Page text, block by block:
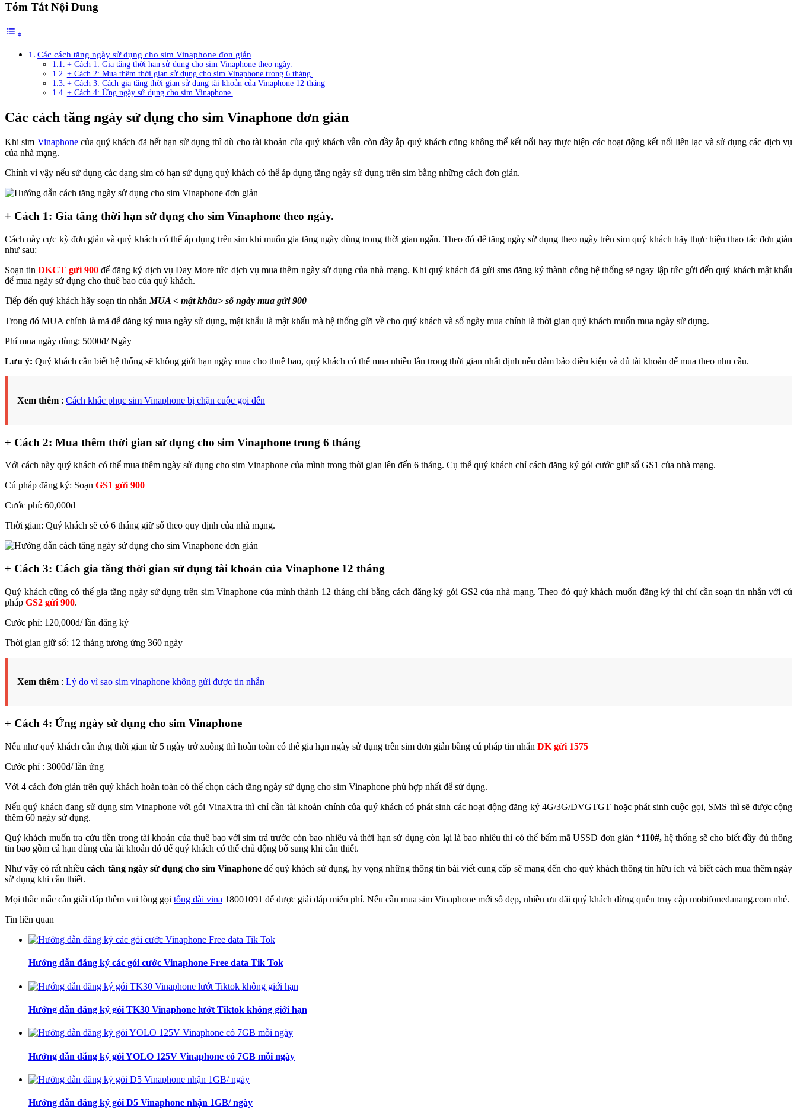
Tóm Tắt Nội Dung
Các cách tăng ngày sử dụng cho sim Vinaphone đơn giản
+ Cách 1: Gia tăng thời hạn sử dụng cho sim Vinaphone theo ngày.
+ Cách 2: Mua thêm thời gian sử dụng cho sim Vinaphone trong 6 tháng
+ Cách 3: Cách gia tăng thời gian sử dụng tài khoản của Vinaphone 12 tháng
+ Cách 4: Ứng ngày sử dụng cho sim Vinaphone
Các cách tăng ngày sử dụng cho sim Vinaphone đơn giản
Khi sim Vinaphonecủa quý khách đã hết hạn sử dụng thì dù cho tài khoản của quý khách vẫn còn đầy ắp quý khách cũng không thể kết nối hay thực hiện các hoạt động kết nối liên lạc và sử dụng các dịch vụ
của nhà mạng.
Chính vì vậy nếu sử dụng các dạng sim có hạn sử dụng quý khách có thể áp dụng tăng ngày sử dụng trên sim bằng những cách đơn giản.
+ Cách 1: Gia tăng thời hạn sử dụng cho sim Vinaphone theo ngày.
Cách này cực kỳ đơn giản và quý khách có thể áp dụng trên sim khi muốn gia tăng ngày dùng trong thời gian ngắn. Theo đó để tăng ngày sử dụng theo ngày trên sim quý khách hãy thực hiện thao tác đơn giản
như sau:
Soạn tinDKCT gửi 900để đăng ký dịch vụ Day More tức dịch vụ mua thêm ngày sử dụng của nhà mạng. Khi quý khách đã gửi sms đăng ký thành công hệ thống sẽ ngay lập tức gửi đến quý khách mật khẩu
để mua ngày sử dụng cho thuê bao của quý khách.
Tiếp đến quý khách hãy soạn tin nhắn MUA < mật khẩu> số ngày mua gửi 900
Trong đó MUA chính là mã để đăng ký mua ngày sử dụng, mật khẩu là mật khẩu mà hệ thống gửi về cho quý khách và số ngày mua chính là thời gian quý khách muốn mua ngày sử dụng.
Phí mua ngày dùng: 5000đ/ Ngày
Lưu ý: Quý khách cần biết hệ thống sẽ không giới hạn ngày mua cho thuê bao, quý khách có thể mua nhiều lần trong thời gian nhất định nếu đảm bảo điều kiện và đủ tài khoản để mua theo nhu cầu.
Xem thêm : Cách khắc phục sim Vinaphone bị chặn cuộc gọi đến
+ Cách 2: Mua thêm thời gian sử dụng cho sim Vinaphone trong 6 tháng
Với cách này quý khách có thể mua thêm ngày sử dụng cho sim Vinaphone của mình trong thời gian lên đến 6 tháng. Cụ thể quý khách chỉ cách đăng ký gói cước giữ số GS1 của nhà mạng.
Cú pháp đăng ký: Soạn GS1 gửi 900
Cước phí: 60,000đ
Thời gian: Quý khách sẽ có 6 tháng giữ số theo quy định của nhà mạng.
+ Cách 3: Cách gia tăng thời gian sử dụng tài khoản của Vinaphone 12 tháng
Quý khách cũng có thể gia tăng ngày sử dụng trên sim Vinaphone của mình thành 12 tháng chỉ bằng cách đăng ký gói GS2 của nhà mạng. Theo đó quý khách muốn đăng ký thì chỉ cần soạn tin nhắn với cú
pháp GS2 gửi 900.
Cước phí: 120,000đ/ lần đăng ký
Thời gian giữ số: 12 tháng tương ứng 360 ngày
Xem thêm : Lý do vì sao sim vinaphone không gửi được tin nhắn
+ Cách 4: Ứng ngày sử dụng cho sim Vinaphone
Nếu như quý khách cần ứng thời gian từ 5 ngày trở xuống thì hoàn toàn có thể gia hạn ngày sử dụng trên sim đơn giản bằng cú pháp tin nhắn DK gửi 1575
Cước phí : 3000đ/ lần ứng
Với 4 cách đơn giản trên quý khách hoàn toàn có thể chọn cách tăng ngày sử dụng cho sim Vinaphone phù hợp nhất để sử dụng.
Nếu quý khách đang sử dụng sim Vinaphone với gói VinaXtra thì chỉ cần tài khoản chính của quý khách có phát sinh các hoạt động đăng ký 4G/3G/DVGTGT hoặc phát sinh cuộc gọi, SMS thì sẽ được cộng
thêm 60 ngày sử dụng.
Quý khách muốn tra cứu tiền trong tài khoản của thuê bao với sim trả trước còn bao nhiêu và thời hạn sử dụng còn lại là bao nhiêu thì có thể bấm mã USSD đơn giản *110#,hệ thống sẽ cho biết đầy đủ thông
tin bao gồm cả hạn dùng của tài khoản đó để quý khách có thể chủ động bổ sung khi cần thiết.
Như vậy có rất nhiềucách tăng ngày sử dụng cho sim Vinaphone để quý khách sử dụng, hy vọng những thông tin bài viết cung cấp sẽ mang đến cho quý khách thông tin hữu ích và biết cách mua thêm ngày
sử dụng khi cần thiết.
Mọi thắc mắc cần giải đáp thêm vui lòng gọi tổng đài vina 18001091 để được giải đáp miễn phí. Nếu cần mua sim Vinaphone mới số đẹp, nhiều ưu đãi quý khách đừng quên truy cập mobifonedanang.com nhé.
Tin liên quan
Hướng dẫn đăng ký các gói cước Vinaphone Free data Tik Tok
Hướng dẫn đăng ký gói TK30 Vinaphone lướt Tiktok không giới hạn
Hướng dẫn đăng ký gói YOLO 125V Vinaphone có 7GB mỗi ngày
Hướng dẫn đăng ký gói D5 Vinaphone nhận 1GB/ ngày